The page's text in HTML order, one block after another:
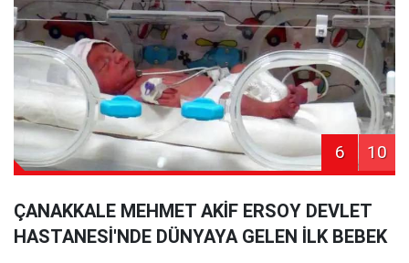
6 10
ÇANAKKALE MEHMET AKİF ERSOY DEVLET
HASTANESİ'NDE DÜNYAYA GELEN İLK BEBEK